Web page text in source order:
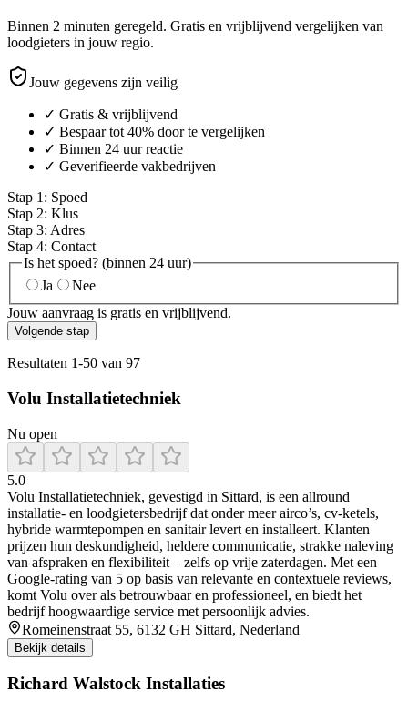
Binnen 2 minuten geregeld. Gratis en vrijblijvend vergelijken van
loodgieters in jouw regio.
Jouw gegevens zijn veilig
✓ Gratis & vrijblijvend
✓ Bespaar tot 40% door te vergelijken
✓ Binnen 24 uur reactie
✓ Geverifieerde vakbedrijven
Stap 1 : Spoed
Stap 2: Klus
Stap 3: Adres
Stap 4: Contact
Is het spoed? (binnen 24 uur)
Ja
Nee
Jouw aanvraag is gratis en vrijblijvend.
Volgende stap
Resultaten 1-50 van 97
Volu Installatietechniek
Nu open
5.0
Volu Installatietechniek, gevestigd in Sittard, is een allround
installatie- en loodgietersbedrijf dat onder meer airco’s, cv-ketels,
hybride warmtepompen en sanitair levert en installeert. Klanten
prijzen hun deskundigheid, heldere communicatie, strakke naleving
van afspraken en flexibiliteit – zelfs op vrije zaterdagen. Met een
Google-rating van 5 op basis van relevante en contextuele reviews,
komt Volu over als betrouwbaar en professioneel, en biedt het
bedrijf hoogwaardige service met persoonlijk advies.
Romeinenstraat 55, 6132 GH Sittard, Nederland
Bekijk details
Richard Walstock Installaties